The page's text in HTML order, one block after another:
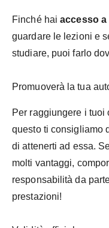
Finché haiaccesso a
guardare le lezioni e
studiare, puoi farlo
Promuoverà la tua
Per raggiungere i tuoi
questo ti consigliamo
di attenerti ad essa.
molti vantaggi,
responsabilità da
prestazioni!